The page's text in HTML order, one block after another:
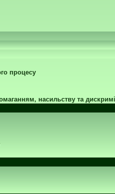
процесу
насильству та